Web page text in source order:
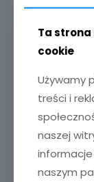
Ta
cookie
Używamy
treści i
naszej
naszym